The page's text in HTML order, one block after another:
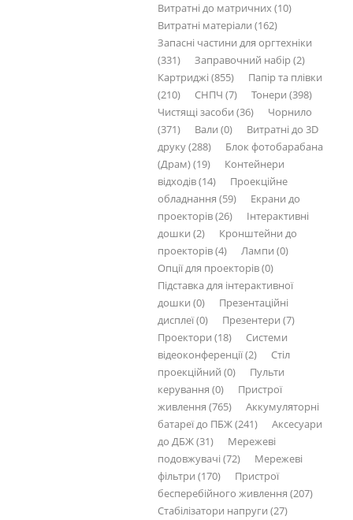
Витратні до матричних (10)
Витратні матеріали (162)
Запасні частини для оргтехніки
(331)
Заправочний набір (2)
Картриджі (855)
Папір та плівки
(210)
СНПЧ (7)
Тонери (398)
Чистящі засоби (36)
Чорнило
(371)
Вали (0)
Витратні до 3D
друку (288)
Блок фотобарабана
(Драм) (19)
Контейнери
відходів (14)
Проекційне
обладнання (59)
Екрани до
проекторів (26)
Інтерактивні
дошки (2)
Кронштейни до
проекторів (4)
Лампи (0)
Опції для проекторів (0)
Підставка для інтерактивної
дошки (0)
Презентаційні
дисплеї (0)
Презентери (7)
Проектори (18)
Системи
відеоконференції (2)
Стіл
проекційний (0)
Пульти
керування (0)
Пристрої
живлення (765)
Аккумуляторні
батареї до ПБЖ (241)
Аксесуари
до ДБЖ (31)
Мережеві
подовжувачі (72)
Мережеві
фільтри (170)
Пристрої
бесперебійного живлення (207)
Стабілізатори напруги (27)